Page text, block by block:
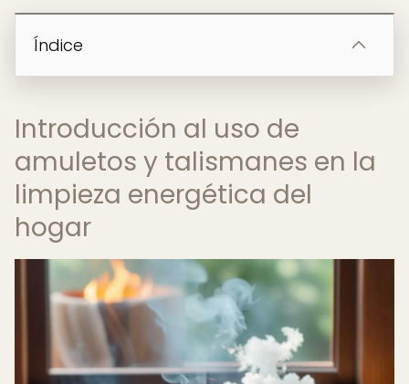
Índice
Introducción al uso de
amuletos y talismanes en la
limpieza energética del
hogar